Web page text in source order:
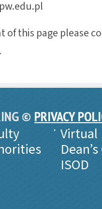
of this page please
© PRIVACY
Virtual
ISOD